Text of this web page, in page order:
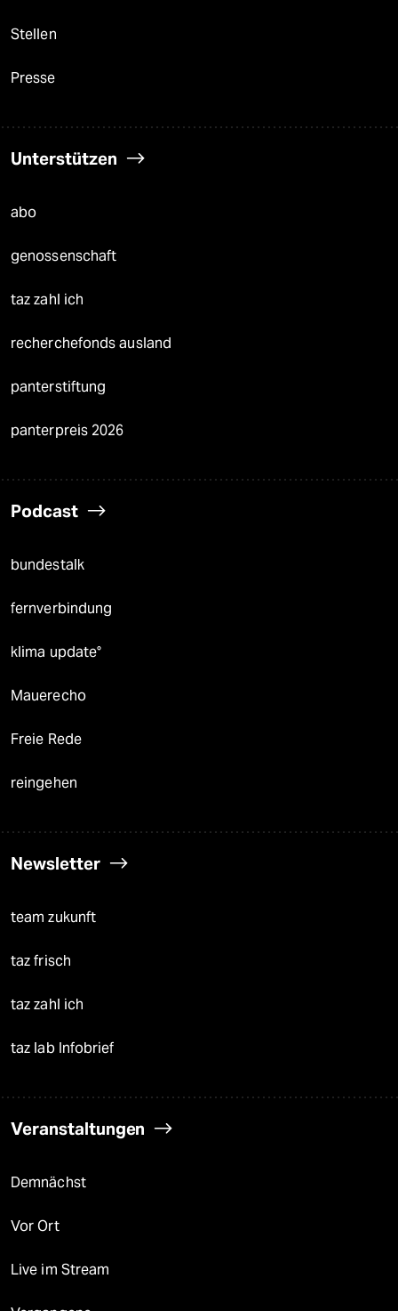
Stellen
Presse
Unterstützen
abo
genossenschaft
taz zahl ich
recherchefonds ausland
panterstiftung
panterpreis 2026
Podcast
bundestalk
fernverbindung
klima update°
Mauerecho
Freie Rede
reingehen
Newsletter
team zukunft
taz frisch
taz zahl ich
taz lab Infobrief
Veranstaltungen
Demnächst
Vor Ort
Live im Stream